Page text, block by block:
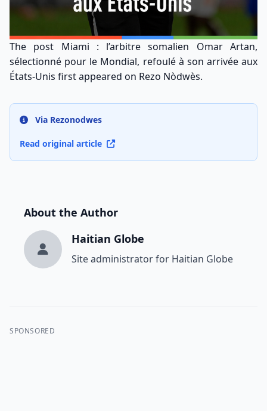
The post Miami : l’arbitre somalien Omar Artan,
sélectionné pour le Mondial, refoulé à son arrivée aux
États-Unis first appeared on Rezo Nòdwès.
Via Rezonodwes
Read original article
About the Author
Haitian Globe
Site administrator for Haitian Globe
SPONSORED